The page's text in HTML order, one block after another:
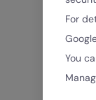
For
You